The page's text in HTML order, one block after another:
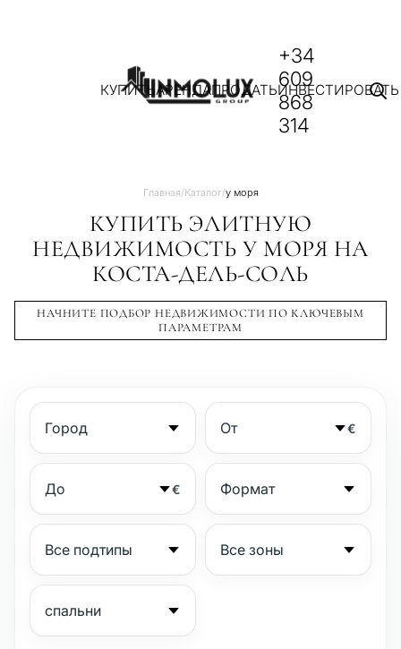
КУПИТЬАРЕНДАПРОДАТЬИНВЕСТИРОВАТЬ
+34
609
868
314
Главная/Каталог/у моря
КУПИТЬ ЭЛИТНУЮ
НЕДВИЖИМОСТЬ У МОРЯ НА
КОСТА-ДЕЛЬ-СОЛЬ
НАЧНИТЕ ПОДБОР НЕДВИЖИМОСТИ ПО КЛЮЧЕВЫМ
ПАРАМЕТРАМ
€
€